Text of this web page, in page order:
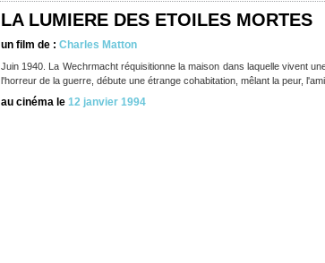
LA LUMIERE DES ETOILES MORTES
un film de : Charles Matton
Juin 1940. La Wechrmacht réquisitionne la maison dans laquelle vivent
l'horreur de la guerre, débute une étrange cohabitation, mêlant la peur,
au cinéma le 12 janvier 1994